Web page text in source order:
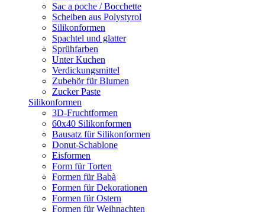
Sac a poche / Bocchette
Scheiben aus Polystyrol
Silikonformen
Spachtel und glatter
Sprühfarben
Unter Kuchen
Verdickungsmittel
Zubehör für Blumen
Zucker Paste
Silikonformen
3D-Fruchtformen
60x40 Silikonformen
Bausatz für Silikonformen
Donut-Schablone
Eisformen
Form für Torten
Formen für Babà
Formen für Dekorationen
Formen für Ostern
Formen für Weihnachten